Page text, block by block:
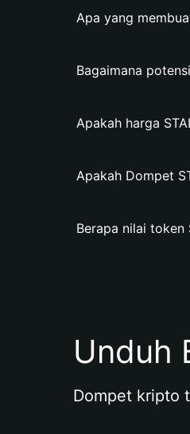
Apa yang
Bagaimana
Apakah harga
Apakah Dompet
Berapa nilai token
Unduh
Dompet kripto